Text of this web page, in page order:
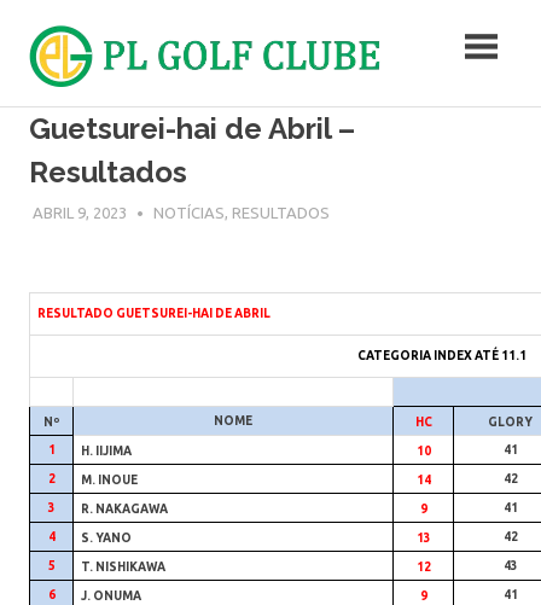
content
de
Guetsurei-hai de Abril –
Resultados
ABRIL 9, 2023 ADMIN
NOTÍCIAS, RESULTADOS
RESULTADO GUETSUREI-HAI DE ABRIL
CATEGORIA INDEX ATÉ 11.1
Nº NOME HC GLORY
1 H. IIJIMA 10 41
2 M. INOUE 14 42
3 R. NAKAGAWA 9 41
4 S. YANO 13 42
5 T. NISHIKAWA 12 43
6 J. ONUMA 9 41